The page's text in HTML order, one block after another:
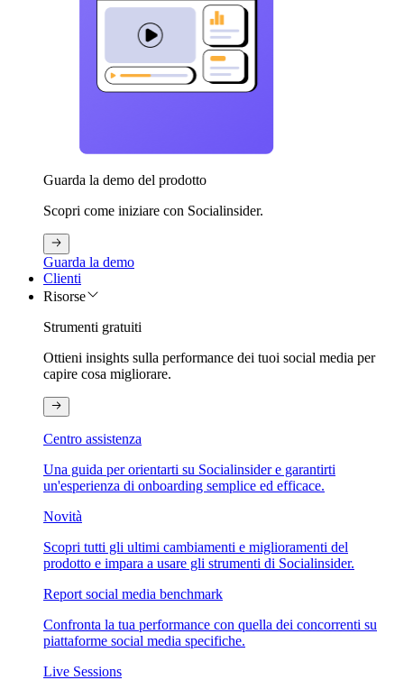
Guarda la demo del prodotto
Scopri come iniziare con Socialinsider.
Guarda la demo
Clienti
Risorse
Strumenti gratuiti
Ottieni insights sulla performance dei tuoi social media per
capire cosa migliorare.
Centro assistenza
Una guida per orientarti su Socialinsider e garantirti
un'esperienza di onboarding semplice ed efficace.
Novità
Scopri tutti gli ultimi cambiamenti e miglioramenti del
prodotto e impara a usare gli strumenti di Socialinsider.
Report social media benchmark
Confronta la tua performance con quella dei concorrenti su
piattaforme social media specifiche.
Live Sessions